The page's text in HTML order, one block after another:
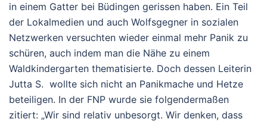
in einem Gatter bei Büdingen gerissen haben. Ein Teil
der Lokalmedien und auch Wolfsgegner in sozialen
Netzwerken versuchten wieder einmal mehr Panik zu
schüren, auch indem man die Nähe zu einem
Waldkindergarten thematisierte. Doch dessen Leiterin
Jutta S. wollte sich nicht an Panikmache und Hetze
beteiligen. In der FNP wurde sie folgendermaßen
zitiert: „Wir sind relativ unbesorgt. Wir denken, dass